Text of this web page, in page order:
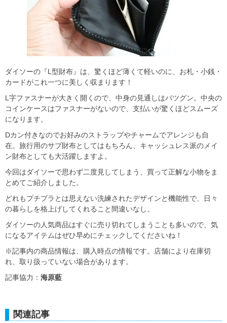
ダイソーの『L型財布』は、驚くほど薄くて軽いのに、お札・小銭・
カードがこれ一つに美しく収まります！
L字ファスナーが大きく開くので、中身の見通しはバツグン。中央の
コインケースはファスナーがないので、支払いが驚くほどスムーズ
になります。
Dカン付きなのでお好みのストラップやチャームでアレンジも自
在。旅行用のサブ財布としてはもちろん、キャッシュレス派のメイ
ン財布としても大活躍しますよ。
今回はダイソーで思わず二度見してしまう、買って正解な小物をま
とめてご紹介しました。
どれもプチプラとは思えない洗練されたデザインと機能性で、日々
の暮らしを格上げしてくれること間違いなし。
ダイソーの人気商品はすぐに売り切れてしまうことも多いので、気
になるアイテムはぜひ早めにチェックしてくださいね！
※記事内の商品情報は、購入時点の情報です。店舗により在庫切
れ、取り扱っていない場合があります。
記事協力： 海原藍
関連記事